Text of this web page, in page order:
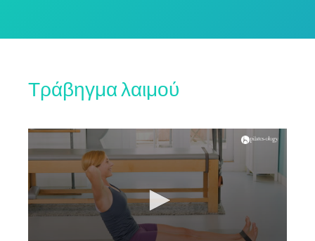
Τράβηγμα λαιμού